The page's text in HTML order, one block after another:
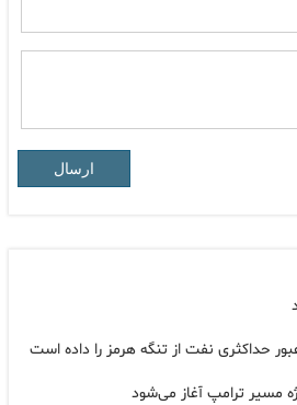
ارسال
حداکثری نفت از تنگه هرمز را داده است
مسیر ترامپ آغاز می‌شود